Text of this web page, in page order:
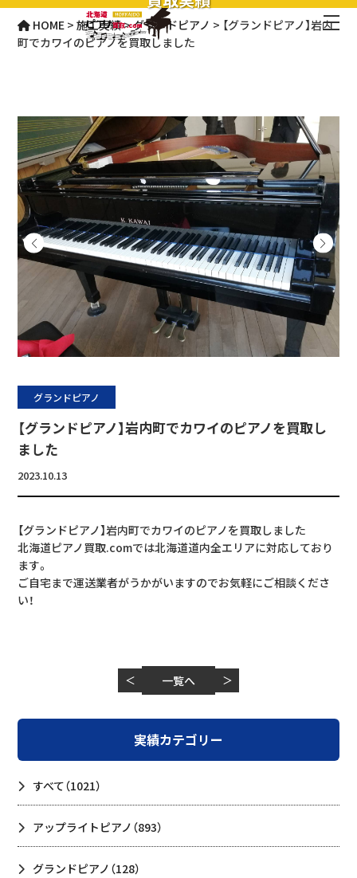
HOME >施工実績>グランドピアノ > 【グランドピアノ】岩内
町でカワイのピアノを買取しました
グランドピアノ
【グランドピアノ】岩内町でカワイのピアノを買取し
ました
2023.10.13
【グランドピアノ】岩内町でカワイのピアノを買取しました
北海道ピアノ買取.comでは北海道道内全エリアに対応しており
ます。
ご自宅まで運送業者がうかがいますのでお気軽にご相談くださ
い！
＜ 一覧へ ＞
実績カテゴリー
すべて（1021）
アップライトピアノ （893）
グランドピアノ （128）